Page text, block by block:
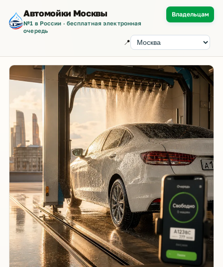
Автомойки Москвы
№1 в России · бесплатная электронная
очередь
📍
Владельцам